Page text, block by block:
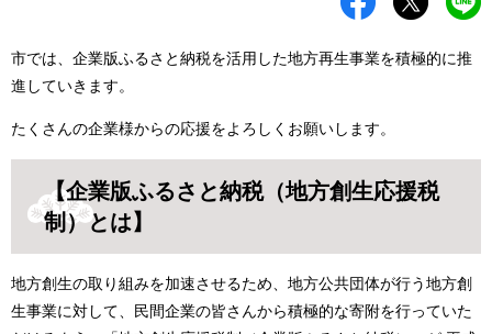
市では、企業版ふるさと納税を活用した地方再生事業を積極的に推
進していきます。
たくさんの企業様からの応援をよろしくお願いします。
【企業版ふるさと納税（地方創生応援税
制）とは】
地方創生の取り組みを加速させるため、地方公共団体が行う地方創
生事業に対して、民間企業の皆さんから積極的な寄附を行っていた